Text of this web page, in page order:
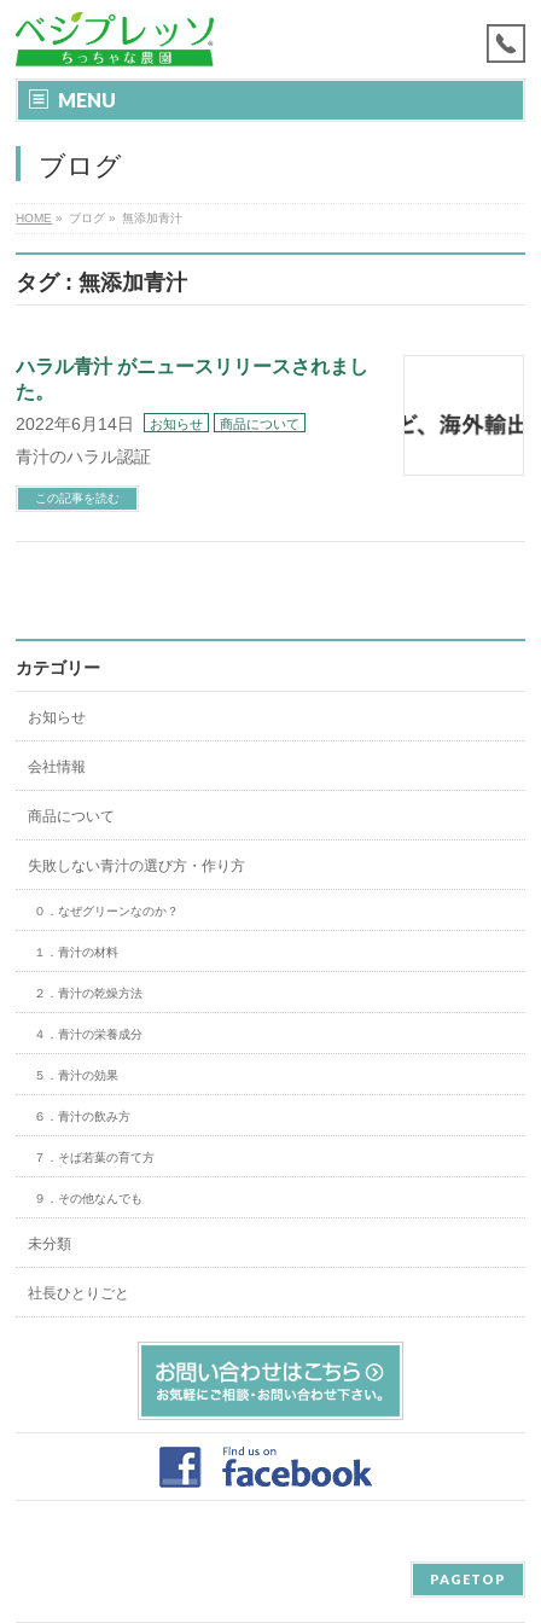
MENU
ブログ
HOME » ブログ » 無添加青汁
タグ : 無添加青汁
ハラル青汁 がニュースリリースされまし
た。
2022年6月14日 お知らせ 商品について
青汁のハラル認証
この記事を読む
カテゴリー
お知らせ
会社情報
商品について
失敗しない青汁の選び方・作り方
０．なぜグリーンなのか？
１．青汁の材料
２．青汁の乾燥方法
４．青汁の栄養成分
５．青汁の効果
６．青汁の飲み方
７．そば若葉の育て方
９．その他なんでも
未分類
社長ひとりごと
PAGETOP